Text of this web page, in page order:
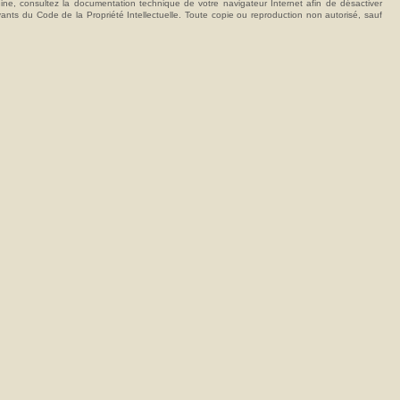
consultez la documentation technique de votre navigateur Internet afin de désactiver
du Code de la Propriété Intellectuelle. Toute copie ou reproduction non autorisé, sauf